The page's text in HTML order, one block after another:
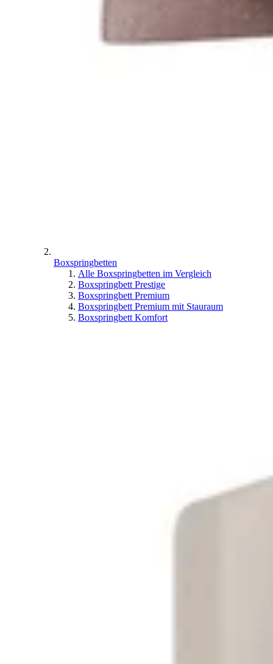
Boxspringbetten
Alle Boxspringbetten im Vergleich
Boxspringbett Prestige
Boxspringbett Premium
Boxspringbett Premium mit Stauraum
Boxspringbett Komfort